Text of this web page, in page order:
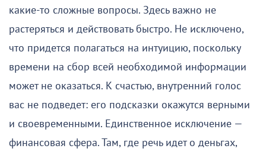
какие-то сложные вопросы. Здесь важно не
растеряться и действовать быстро. Не исключено,
что придется полагаться на интуицию, поскольку
времени на сбор всей необходимой информации
может не оказаться. К счастью, внутренний голос
вас не подведет: его подсказки окажутся верными
и своевременными. Единственное исключение —
финансовая сфера. Там, где речь идет о деньгах,